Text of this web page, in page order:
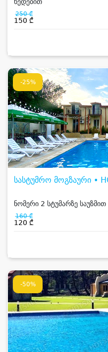
250 ₾
150 ₾
-25%
სასტუმრო მოგზაური •
ნომერი 2 სტუმარზე
160 ₾
120 ₾
-50%